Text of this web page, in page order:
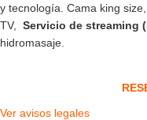
y tecnología. Cama king
TV, Servicio de streaming
hidromasaje.
Ver avisos legales